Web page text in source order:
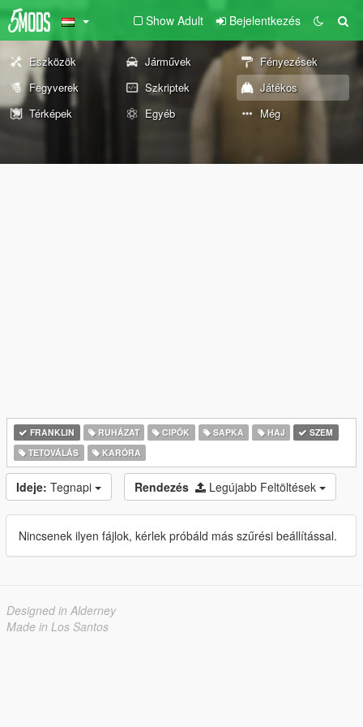
Show Adult Bejelentkezés
Eszközök Járművek
Fényezések
Fegyverek
Szkriptek
Játékos
Térképek
Egyéb Még
FRANKLIN RUHÁZAT CIPŐK SAPKA HAJ
SZEM
TETOVÁLÁS
KARÓRA
Ideje: Tegnapi Rendezés Legújabb Feltöltések
Nincsenek ilyen fájlok, kérlek próbáld más szűrési beállítással.
Designed in Alderney
Made in Los Santos